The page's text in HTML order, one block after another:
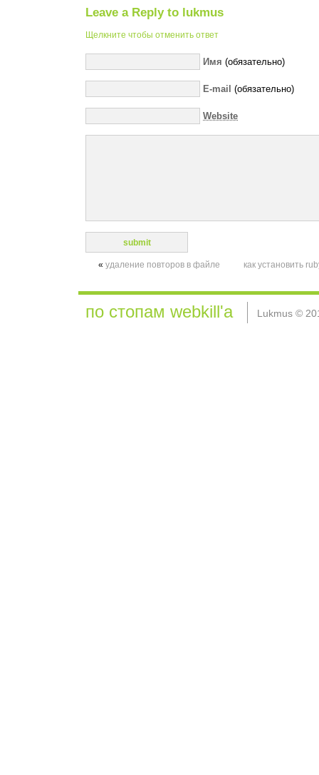
Leave a Reply to lukmus
Щелкните чтобы отменить ответ
Имя (обязательно)
E-mail (обязательно)
Website
« удаление повторов в файле как установить
по стопам webkill'а Lukmus ©